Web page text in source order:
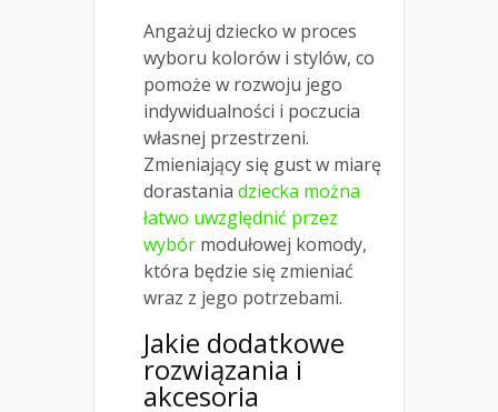
Angażuj dziecko w proces
wyboru kolorów i stylów, co
pomoże w rozwoju jego
indywidualności i poczucia
własnej przestrzeni.
Zmieniający się gust w miarę
dorastania dziecka można
łatwo uwzględnić przez
wybór modułowej komody,
która będzie się zmieniać
wraz z jego potrzebami.
Jakie dodatkowe
rozwiązania i
akcesoria